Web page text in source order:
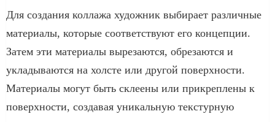
Для создания коллажа художник выбирает различные
материалы, которые соответствуют его концепции.
Затем эти материалы вырезаются, обрезаются и
укладываются на холсте или другой поверхности.
Материалы могут быть склеены или прикреплены к
поверхности, создавая уникальную текстурную